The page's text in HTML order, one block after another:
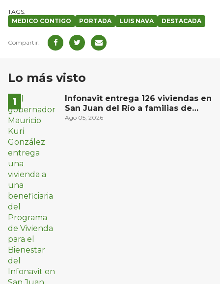
MEDICO CONTIGO PORTADA LUIS NAVA DESTACADA
Lo más visto
Infonavit entrega 126 viviendas en
San Juan del Río a familias de
bajos ingresos
Ago 05, 2026